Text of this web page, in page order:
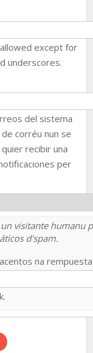
except for
underscores.
del sistema
corréu nun se
recibir una
per
visitante humanu
d'spam.
na